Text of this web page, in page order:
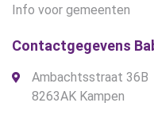
Info voor gemeenten
Contactgegevens
Ambachtsstraat 36B
8263AK Kampen